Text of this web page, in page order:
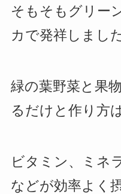
そもそもグリー
カで発祥しました
緑の葉野菜と果
るだけと作り方
ビタミン、ミネ
などが効率よく